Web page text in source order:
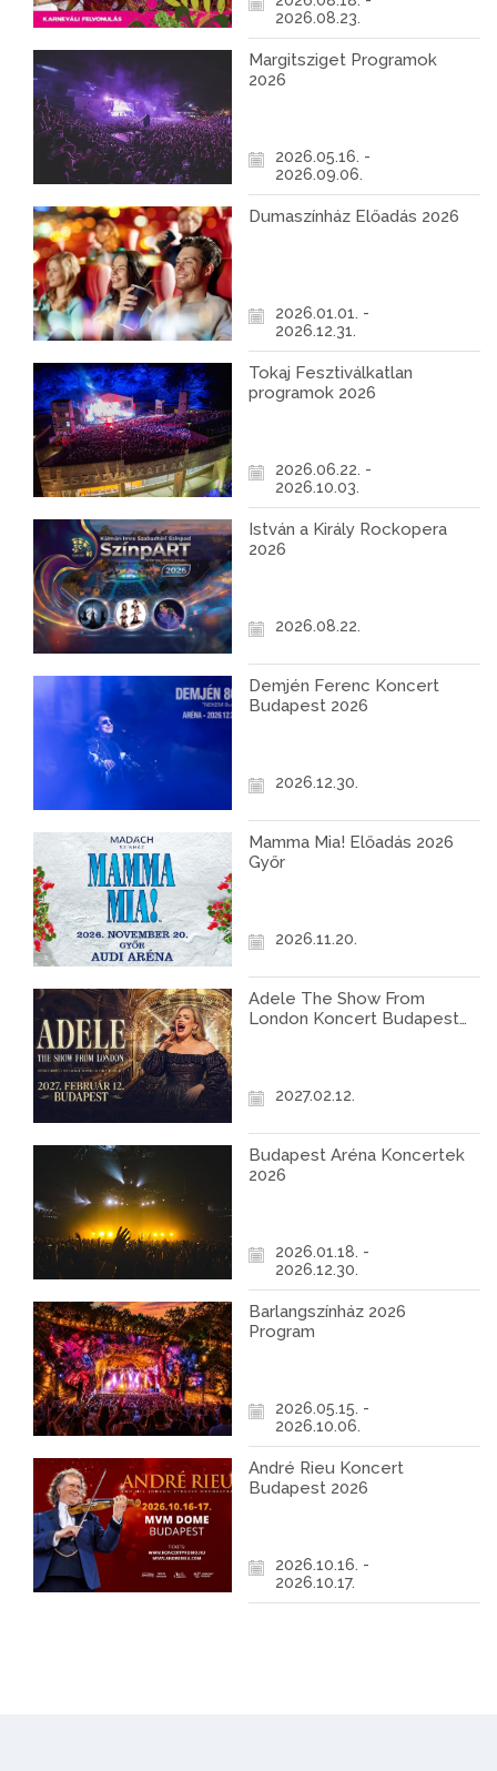
2026.08.23.
Margitsziget Programok
2026
2026.05.16. -
2026.09.06.
Dumaszínház Előadás 2026
2026.01.01. -
2026.12.31.
Tokaj Fesztiválkatlan
programok 2026
2026.06.22. -
2026.10.03.
István a Király Rockopera
2026
2026.08.22.
Demjén Ferenc Koncert
Budapest 2026
2026.12.30.
Mamma Mia! Előadás 2026
Győr
2026.11.20.
Adele The Show From
London Koncert Budapest
2027.02.12.
Budapest Aréna Koncertek
2026
2026.01.18. -
2026.12.30.
Barlangszínház 2026
Program
2026.05.15. -
2026.10.06.
André Rieu Koncert
Budapest 2026
2026.10.16. -
2026.10.17.